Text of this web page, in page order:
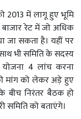
2013 में लागू हुए भूमि
रेट में जो अधिक
जा सकता है। यहीं पर
भी समिति के सदस्य
4 लांच करना
मांग को लेकर अड़े हुए
बीच निरंतर बैठक हो
समिति को बताएंगे।